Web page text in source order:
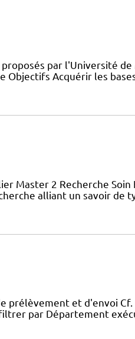
par l'Université
Objectifs Acquérir les
Master 2 Recherche Soin
alliant un savoir de
prélèvement et d'envoi Cf.
par Département